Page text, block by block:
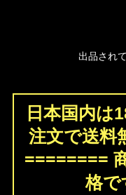
出品され
日本国内は
注文で送料
========
格で